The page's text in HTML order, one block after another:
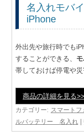
名入れモバ
iPhone
外出先や旅行時でも
することができる、
帯しておけば停電や災
商品の詳細を見る>>
カテゴリー: スマートフ
ルバッテリー 名入れ